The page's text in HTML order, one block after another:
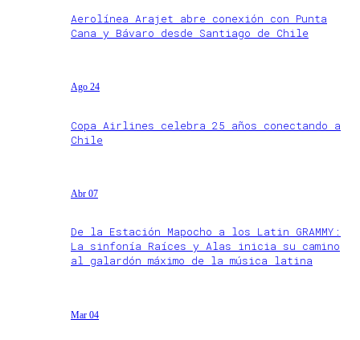
Aerolínea Arajet abre conexión con Punta
Cana y Bávaro desde Santiago de Chile
Ago 24
Copa Airlines celebra 25 años conectando a
Chile
Abr 07
De la Estación Mapocho a los Latin GRAMMY:
La sinfonía Raíces y Alas inicia su camino
al galardón máximo de la música latina
Mar 04